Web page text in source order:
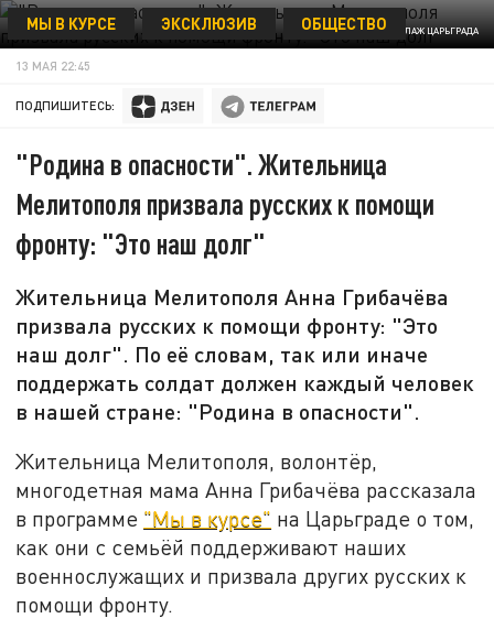
ФОТО: КОЛЛАЖ ЦАРЬГРАДА
МЫ В КУРСЕ ЭКСКЛЮЗИВ ОБЩЕСТВО
13 МАЯ 22:45
ПОДПИШИТЕСЬ:
"Родина в опасности". Жительница
Мелитополя призвала русских к помощи
фронту: "Это наш долг"
Жительница Мелитополя Анна Грибачёва
призвала русских к помощи фронту: "Это
наш долг". По её словам, так или иначе
поддержать солдат должен каждый человек
в нашей стране: "Родина в опасности".
Жительница Мелитополя, волонтёр,
многодетная мама Анна Грибачёва рассказала
в программе "Мы в курсе" на Царьграде о том,
как они с семьёй поддерживают наших
военнослужащих и призвала других русских к
помощи фронту.